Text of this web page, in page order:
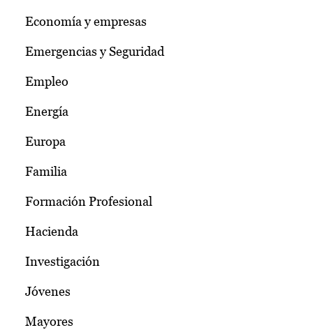
Economía y empresas
Emergencias y Seguridad
Empleo
Energía
Europa
Familia
Formación Profesional
Hacienda
Investigación
Jóvenes
Mayores